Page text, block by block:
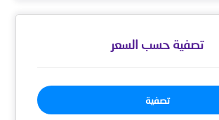
تصفية حسب السعر
تصفية